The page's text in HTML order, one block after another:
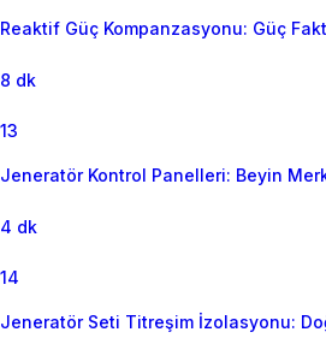
Reaktif Güç Kompanzasyonu: Güç
8 dk
13
Jeneratör Kontrol Panelleri: Beyin
4 dk
14
Jeneratör Seti Titreşim İzolasyonu: